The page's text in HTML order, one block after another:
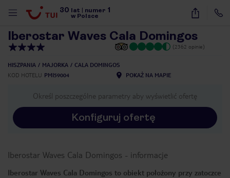
30 lat numer 1
w Polsce
41
Iberostar Waves Cala Domingos
(2362 opinie)
HISZPANIA MAJORKA
CALA DOMINGOS
KOD HOTELU PMI59004 POKAŻ NA MAPIE
Określ poszczególne parametry aby wyświetlić ofertę
Konfiguruj ofertę
Iberostar Waves Cala Domingos - informacje
Iberostar Waves Cala Domingos to obiekt położony przy zatoczce